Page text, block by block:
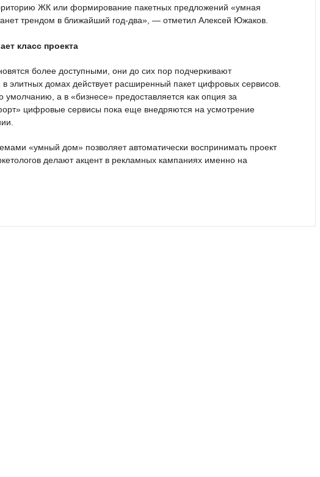
ЖК или формирование пакетных предложений «умная
трендом в ближайший год-два», — отметил Алексей Южаков.
класс проекта
более доступными, они до сих пор подчеркивают
элитных домах действует расширенный пакет цифровых сервисов.
а в «бизнесе» предоставляется как опция за
цифровые сервисы пока еще внедряются на усмотрение
«умный дом» позволяет автоматически воспринимать проект
делают акцент в рекламных кампаниях именно на